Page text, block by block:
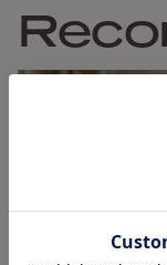
遮光率100%
※付属品・パーツ
ラーが予告なく変
めご了承ください